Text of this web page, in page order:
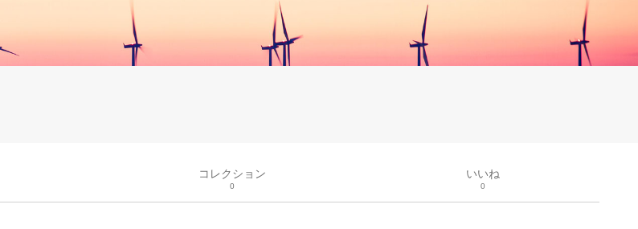
コレクション
0
いいね
0